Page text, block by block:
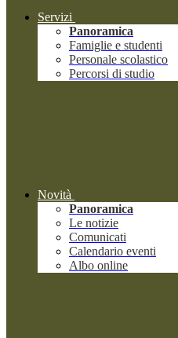
Servizi
Panoramica
Famiglie e studenti
Personale scolastico
Percorsi di studio
Novità
Panoramica
Le notizie
Comunicati
Calendario eventi
Albo online